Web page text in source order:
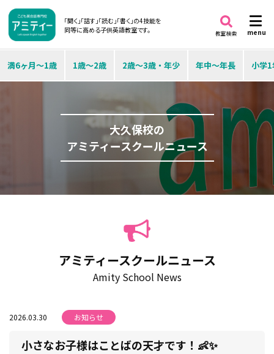
「聞く」「話す」「読む」「書く」の4技能を
同等に高める子供英語教室です。
menu
教室検索
満6ヶ月～1歳 1歳～2歳 2歳～3歳・年少 年中～年長 小学
大久保校の
アミティースクールニュース
アミティースクールニュース
Amity School News
2026.03.30 お知らせ
小さなお子様はことばの天才です！👶✨